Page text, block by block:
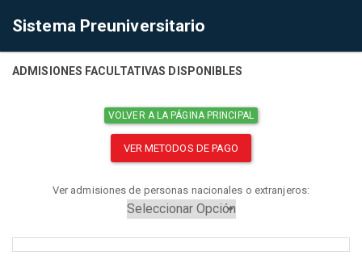
Sistema Preuniversitario
ADMISIONES FACULTATIVAS DISPONIBLES
VOLVER A LA PÁGINA PRINCIPAL
VER METODOS DE PAGO
Ver admisiones de personas nacionales o extranjeros: